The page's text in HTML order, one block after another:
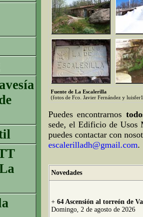
Fuente de La Escalerilla
(fotos de Fco. Javier Fernández y
Puedes encontrarnos
sede, el Edificio de Usos
puedes contactar con
escalerilladh@gmail.com.
Novedades
+ 64 Ascensión al torreón de
Domingo, 2 de agosto de 2026